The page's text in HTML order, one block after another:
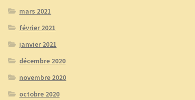
mars 2021
février 2021
janvier 2021
décembre 2020
novembre 2020
octobre 2020